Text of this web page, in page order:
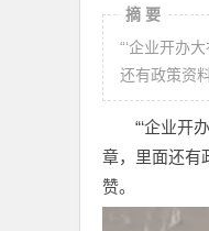
摘 要
“‘企业开办
还有政策资
“‘企业开
章，里面还有
赞。